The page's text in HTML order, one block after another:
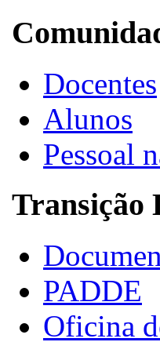
Docentes
Alunos
Pessoal
Transição
PADDE
Oficina